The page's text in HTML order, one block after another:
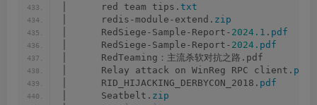
│      red team tips. txt
│      redis-module-extend. zip
│      RedSiege-Sample-Report- 2024.1 . pdf
│      RedSiege-Sample-Report- 2024. pdf
│      RedTeaming：主流杀软对抗之路.pdf
│      Relay attack on WinReg RPC client. pptx
│      RID_HIJACKING_DERBYCON_2018. pdf
│      Seatbelt. zip